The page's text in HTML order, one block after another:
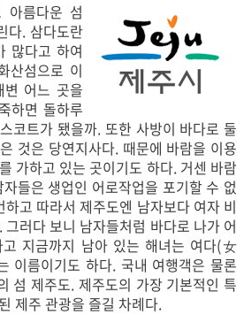
아름다운 섬
다. 삼다도란
많다고 하여
산섬으로 이
어느 곳을
하면 돌하루
코트가 됐을까. 또한 사방이 바다로 둘
것은 당연지사다. 때문에 바람을 이용
가하고 있는 곳이기도 하다. 거센 바람
들은 생업인 어로작업을 포기할 수 없
고 따라서 제주도엔 남자보다 여자 비
러다 보니 남자들처럼 바다로 나가 어
지금까지 남아 있는 해녀는 여다(女
이름이기도 하다. 국내 여행객은 물론
섬 제주도. 제주도의 가장 기본적인 특
제주 관광을 즐길 차례다.